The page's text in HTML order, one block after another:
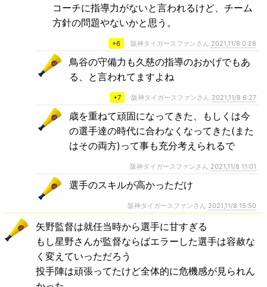
コーチに指導力がないと言われるけど、チーム
方針の問題やないかと思う。
+6 阪神タイガースファンさん 2021,11/8 0:28
鳥谷の守備力も久慈の指導のおかげでもあ
る、と言われてますよね
+7 阪神タイガースファンさん 2021,11/8 6:27
歳を重ねて頑固になってきた、もしくは今
の選手達の時代に合わなくなってきた(また
はその両方)って事も充分考えられるで
阪神タイガースファンさん 2021,11/8 11:01
選手のスキルが高かっただけ
阪神タイガースファンさん 2021,11/8 15:50
矢野監督は就任当時から選手に甘すぎる
もし星野さんが監督ならばエラーした選手は容赦な
く変えていっただろう
投手陣は頑張ってたけど全体的に危機感が見られん